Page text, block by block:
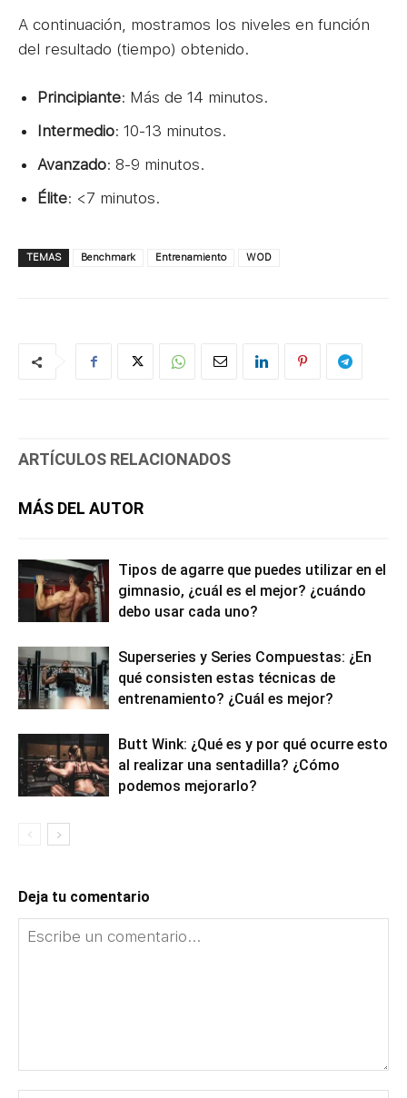
A continuación, mostramos los niveles en función
del resultado (tiempo) obtenido.
Principiante: Más de 14 minutos.
Intermedio: 10-13 minutos.
Avanzado: 8-9 minutos.
Élite: <7 minutos.
TEMAS Benchmark Entrenamiento WOD
ARTÍCULOS RELACIONADOS
MÁS DEL AUTOR
Tipos de agarre que puedes utilizar en el
gimnasio, ¿cuál es el mejor? ¿cuándo
debo usar cada uno?
Superseries y Series Compuestas: ¿En
qué consisten estas técnicas de
entrenamiento? ¿Cuál es mejor?
Butt Wink: ¿Qué es y por qué ocurre esto
al realizar una sentadilla? ¿Cómo
podemos mejorarlo?
Deja tu comentario